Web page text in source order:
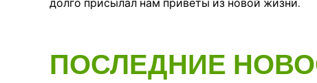
долго присылал нам приветы из новой жизни.
ПОСЛЕДНИЕ